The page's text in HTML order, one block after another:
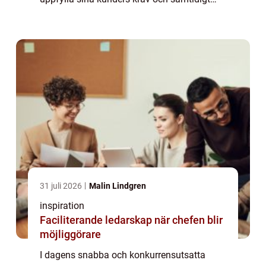
31 juli 2026 Malin Lindgren
inspiration
Faciliterande ledarskap när chefen blir
möjliggörare
I dagens snabba och konkurrensutsatta